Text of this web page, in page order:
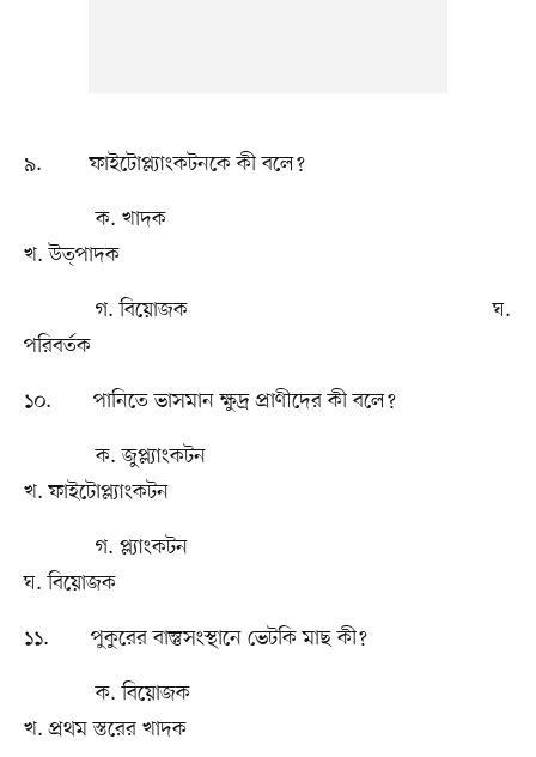
৯. ফাইটোপ্ল্যাংকটনকে কী বলে?
ক. খাদক
খ. উত্পাদক
গ. বিয়োজক ঘ.
পরিবর্তক
১০. পানিতে ভাসমান ক্ষুদ্র প্রাণীদের কী বলে?
ক. জুপ্ল্যাংকটন
খ. ফাইটোপ্ল্যাংকটন
গ. প্ল্যাংকটন
ঘ. বিয়োজক
১১. পুকুরের বাস্তুসংস্থানে ভেটকি মাছ কী?
ক. বিয়োজক
খ. প্রথম স্তরের খাদক